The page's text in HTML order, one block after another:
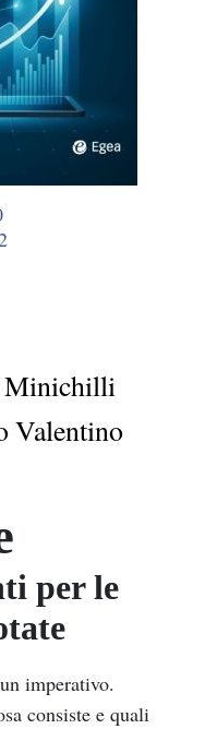
Minichilli
Valentino
per le
imperativo.
consiste e quali